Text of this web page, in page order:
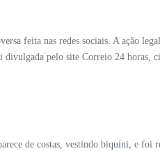
feita nas redes sociais. A ação
pelo site Correio 24 horas,
de costas, vestindo biquíni, e foi